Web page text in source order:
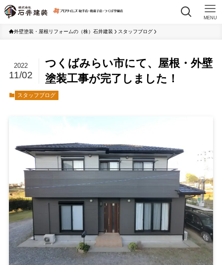
MENU
外壁塗装・屋根リフォームの（株）石井建装 スタッフブログ
つくばみらい市にて、屋根・外壁
塗装工事が完了しました！
2022
11/02
スタッフブログ